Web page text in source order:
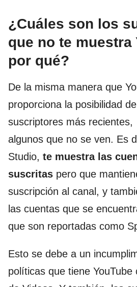
¿Cuáles son los
que no te muestra
por qué?
De la misma manera que
proporciona la posibilidad
suscriptores más
algunos que no se ven. Es
Studio, te muestra las
suscritas pero que
suscripción al canal, y
las cuentas que se
que son reportadas como
Esto se debe a un
políticas que tiene